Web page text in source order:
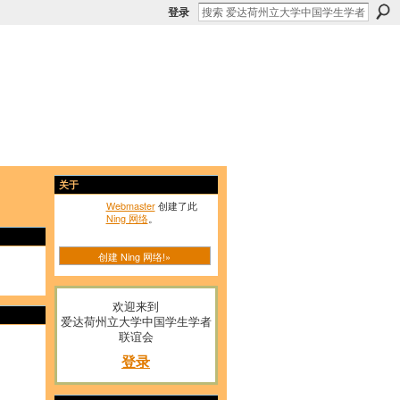
登录
关于
Webmaster创建了此
Ning 网络。
创建 Ning 网络!»
欢迎来到
爱达荷州立大学中国学生学者
联谊会
登录